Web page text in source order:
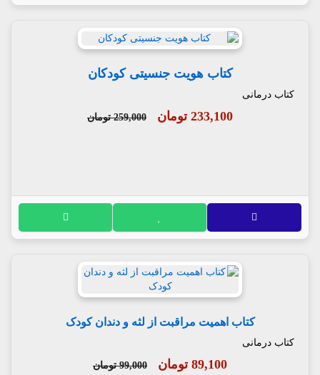
کتاب هویت جنسیتی کودکان
کتاب درمانی
233,100 تومان 259,000 تومان
کتاب اهمیت مراقبت از لثه و دندان کودک
کتاب درمانی
89,100 تومان 99,000 تومان